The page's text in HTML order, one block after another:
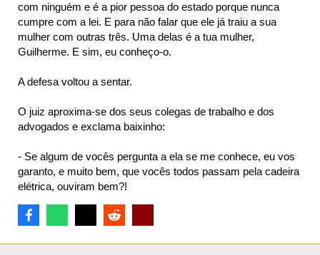
com ninguém e é a pior pessoa do estado porque nunca
cumpre com a lei. E para não falar que ele já traiu a sua
mulher com outras três. Uma delas é a tua mulher,
Guilherme. E sim, eu conheço-o.
A defesa voltou a sentar.
O juiz aproxima-se dos seus colegas de trabalho e dos
advogados e exclama baixinho:
- Se algum de vocês pergunta a ela se me conhece, eu vos
garanto, e muito bem, que vocês todos passam pela cadeira
elétrica, ouviram bem?!